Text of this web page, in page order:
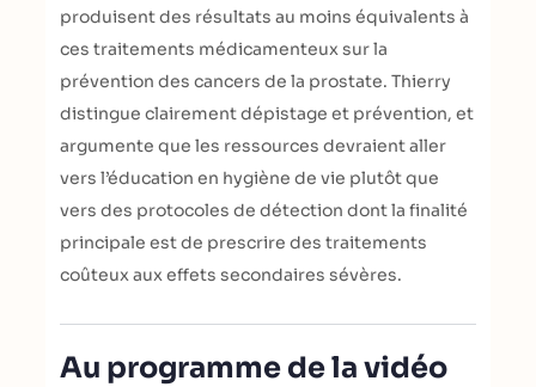
produisent des résultats au moins équivalents à
ces traitements médicamenteux sur la
prévention des cancers de la prostate. Thierry
distingue clairement dépistage et prévention, et
argumente que les ressources devraient aller
vers l’éducation en hygiène de vie plutôt que
vers des protocoles de détection dont la finalité
principale est de prescrire des traitements
coûteux aux effets secondaires sévères.
Au programme de la vidéo